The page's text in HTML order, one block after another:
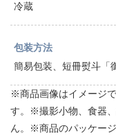
冷蔵
包装方法
簡易包装、短冊熨斗「
※商品画像はイメージ
す。※撮影小物、食器
ん。※商品のパッケー